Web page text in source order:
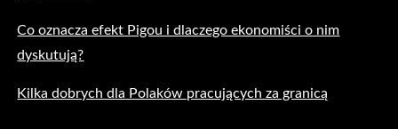
Co oznacza efekt Pigou i dlaczego ekonomiści o nim
dyskutują?
Kilka dobrych dla Polaków pracujących za granicą